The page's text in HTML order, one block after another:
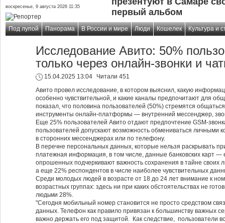
воскресенье, 9 августа 2026 11:35
первый альбом
Под лупой Панорама В России и мире Люди Кошелек Культура и
Исследование Авито: 50%
только через онлайн-звонки и
15.04.2025 13:04
Читали 451
Авито провел исследование, в котором выяснил, какую
особенно чувствительной, и какие каналы предпочитают для
показал, что половина пользователей (50%) стремятся
инструменты онлайн-платформы — внутренний мессенджер,
Еще 25% пользователей Авито отдают предпочтение GSM-
пользователей допускают возможность обмениваться личными
в сторонних мессенджерах или по телефону.
В перечне персональных данных, которые нельзя раскрывать
платежная информация, в том числе, данные банковских карт
опрошенных подчеркивают важность сохранения в тайне своих
а еще 22% респондентов в числе наиболее чувствительных
Среди молодых людей в возрасте от 18 до 24 лет внимание к
возрастных группах: здесь ни при каких обстоятельствах не
людьми 28%.
"Сегодня мобильный номер становится не просто средством
данных. Телефон как правило привязан к большинству важных
важно держать его под защитой. Как следствие, пользователи